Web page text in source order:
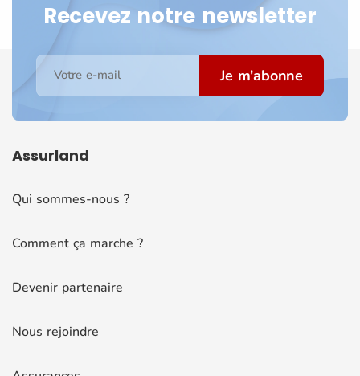
Recevez notre newsletter
Votre e-mail Je m'abonne
Assurland
Qui sommes-nous ?
Comment ça marche ?
Devenir partenaire
Nous rejoindre